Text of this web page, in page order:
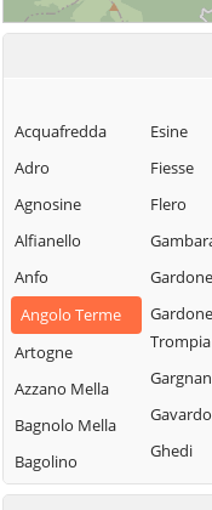
Acquafredda
Adro
Agnosine
Alfianello
Anfo
Angolo Terme
Artogne
Azzano Mella
Bagnolo Mella
Bagolino
Barbariga
Esine
Fiesse
Flero
Trompia
Gavardo
Ghedi
Gianico